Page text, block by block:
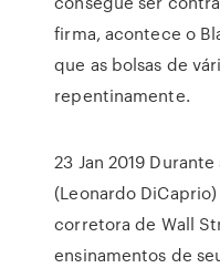
firma, acontece o
que as bolsas de
repentinamente.
23 Jan 2019
(Leonardo
corretora de Wall
ensinamentos de